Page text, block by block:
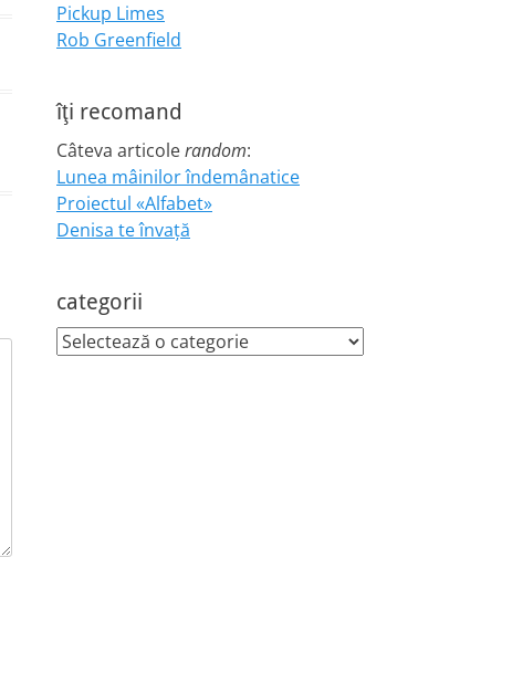
Pickup Limes
Rob Greenfield
îţi recomand
Câteva articolerandom:
Lunea mâinilor îndemânatice
Proiectul «Alfabet»
Denisa te învaţă
categorii
categorii